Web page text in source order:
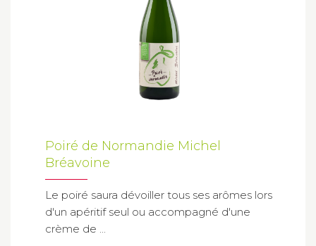
Poiré de Normandie Michel
Bréavoine
Le poiré saura dévoiller tous ses arômes lors
d'un apéritif seul ou accompagné d'une
crème de ...